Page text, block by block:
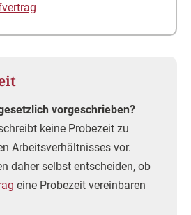
vorgeschrieben?
keine Probezeit zu
Arbeitsverhältnisses vor.
daher selbst entscheiden, ob
eine Probezeit vereinbaren